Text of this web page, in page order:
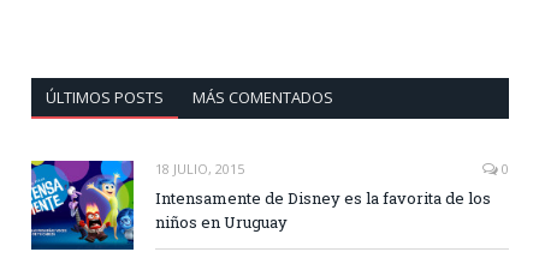
ÚLTIMOS POSTS MÁS COMENTADOS
18 JULIO, 2015 0
Intensamente de Disney es la favorita de los
niños en Uruguay